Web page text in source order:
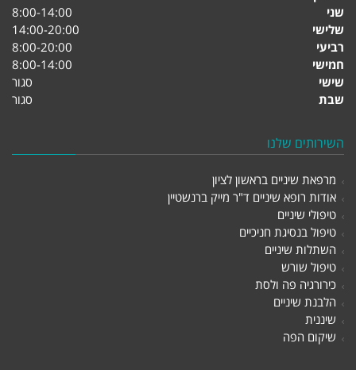
שני
8:00-14:00
שלישי
14:00-20:00
רביעי
8:00-20:00
חמישי
8:00-14:00
שישי
סגור
שבת
סגור
השירותים שלנו
מרפאת שיניים בראשון לציון
אודות רופא שיניים ד"ר מייק ברנשטיין
טיפולי שיניים
טיפול בנסיגת חניכיים
השתלות שיניים
טיפול שורש
כירורגיה פה ולסת
הלבנת שיניים
שיננית
שיקום הפה